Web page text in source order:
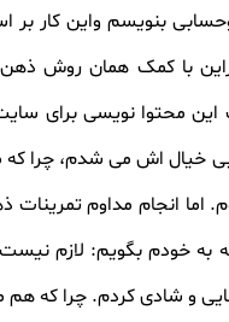
بنویسم واین کار بر
با کمک همان روش
محتوا نویسی برای
بی خیال اش می شدم، چرا
انجام مداوم تمرینات
به خودم بگویم: لازم
و شادی کردم. چرا که هم